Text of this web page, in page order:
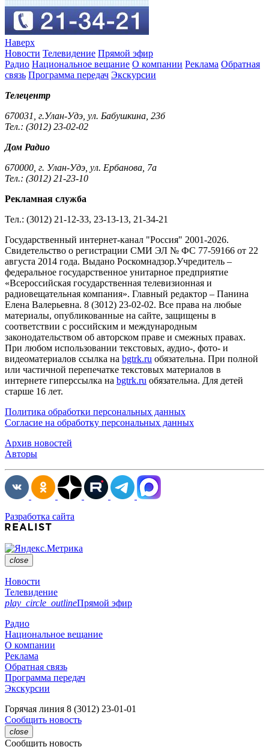
Наверх
Новости Телевидение Прямой эфир
Радио Национальное вещание О компании Реклама Обратная
связь Программа передач Экскурсии
Телецентр
670031, г.Улан-Удэ, ул. Бабушкина, 23б
Тел.: (3012) 23-02-02
Дом Радио
670000, г. Улан-Удэ, ул. Ербанова, 7а
Тел.: (3012) 21-23-10
Рекламная служба
Тел.: (3012) 21-12-33, 23-13-13, 21-34-21
Государственный интернет-канал "Россия" 2001-2026.
Cвидетельство о регистрации СМИ ЭЛ № ФС 77-59166 от 22
августа 2014 года. Выдано Роскомнадзор.Учредитель –
федеральное государственное унитарное предприятие
«Всероссийская государственная телевизионная и
радиовещательная компания». Главный редактор – Панина
Елена Валерьевна. 8 (3012) 23-02-02. Все права на любые
материалы, опубликованные на сайте, защищены в
соответствии с российским и международным
законодательством об авторском праве и смежных правах.
При любом использовании текстовых, аудио-, фото- и
видеоматериалов ссылка на bgtrk.ru обязательна. При полной
или частичной перепечатке текстовых материалов в
интернете гиперссылка на bgtrk.ru обязательна. Для детей
старше 16 лет.
Политика обработки персональных данных
Согласие на обработку персональных данных
Архив новостей
Авторы
Разработка сайта
close
Новости
Телевидение
play_circle_outlineПрямой эфир
Радио
Национальное вещание
О компании
Реклама
Обратная связь
Программа передач
Экскурсии
Горячая линия 8 (3012) 23-01-01
Сообщить новость
close
Сообщить новость